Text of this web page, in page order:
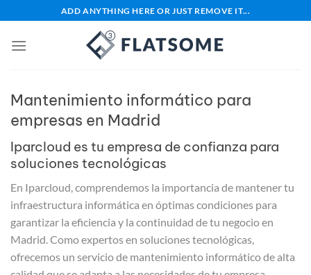
al
contenido
ADD ANYTHING HERE OR JUST REMOVE IT...
Mantenimiento informático para
empresas en Madrid
Iparcloud es tu empresa de confianza para
soluciones tecnológicas
En Iparcloud, comprendemos la importancia de mantener tu
infraestructura informática en óptimas condiciones para
garantizar la eficiencia y la continuidad de tu negocio en
Madrid. Como expertos en soluciones tecnológicas,
ofrecemos un servicio de mantenimiento informático de alta